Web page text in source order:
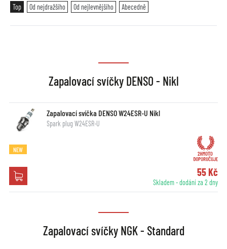
Top
Od nejdražšího Od nejlevnějšího Abecedně
Zapalovací svíčky DENSO - Nikl
Zapalovací svíčka DENSO W24ESR-U Nikl
Spark plug W24ESR-U
NEW
55 Kč
Skladem - dodání za 2 dny
Zapalovací svíčky NGK - Standard